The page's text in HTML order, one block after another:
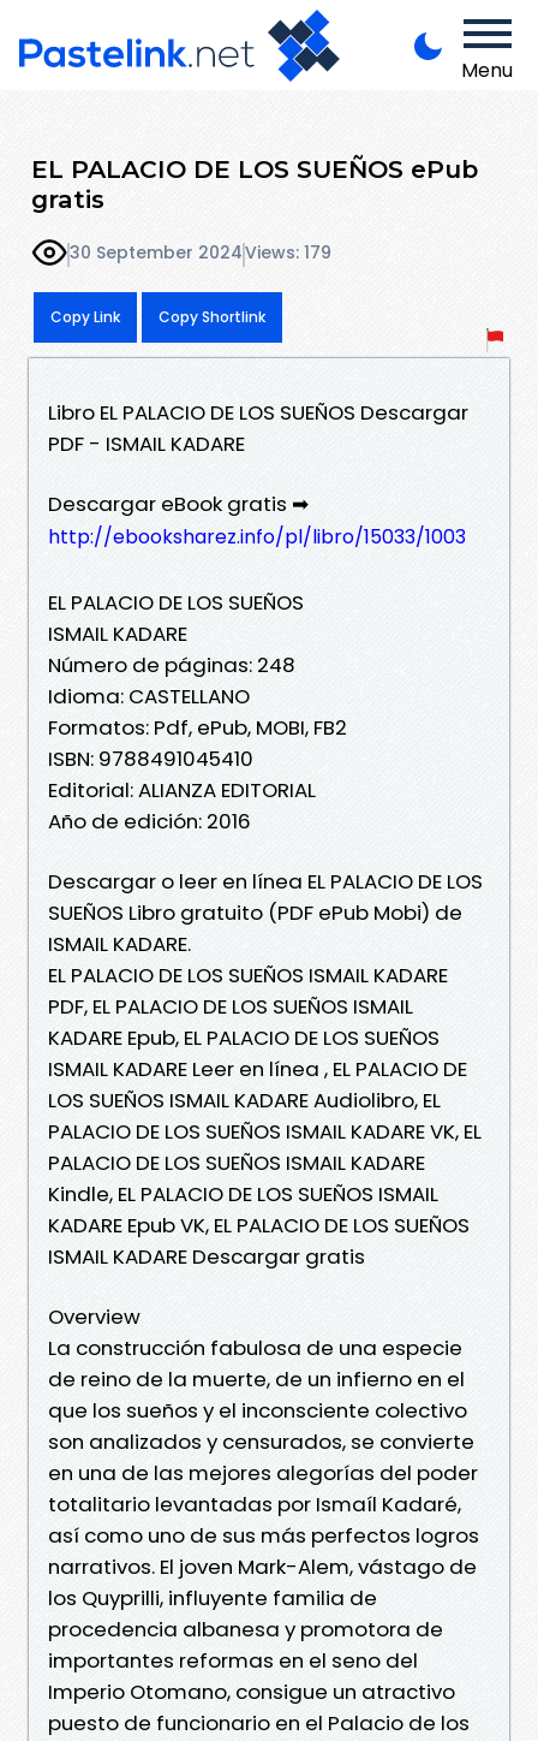
Menu
EL PALACIO DE LOS SUEÑOS ePub
gratis
30 September 2024Views: 179
Copy Link Copy Shortlink
Libro EL PALACIO DE LOS SUEÑOS Descargar
PDF - ISMAIL KADARE
Descargar eBook gratis ➡
http://ebooksharez.info/pl/libro/15033/1003
EL PALACIO DE LOS SUEÑOS
ISMAIL KADARE
Número de páginas: 248
Idioma: CASTELLANO
Formatos: Pdf, ePub, MOBI, FB2
ISBN: 9788491045410
Editorial: ALIANZA EDITORIAL
Año de edición: 2016
Descargar o leer en línea EL PALACIO DE LOS
SUEÑOS Libro gratuito (PDF ePub Mobi) de
ISMAIL KADARE.
EL PALACIO DE LOS SUEÑOS ISMAIL KADARE
PDF, EL PALACIO DE LOS SUEÑOS ISMAIL
KADARE Epub, EL PALACIO DE LOS SUEÑOS
ISMAIL KADARE Leer en línea , EL PALACIO DE
LOS SUEÑOS ISMAIL KADARE Audiolibro, EL
PALACIO DE LOS SUEÑOS ISMAIL KADARE VK, EL
PALACIO DE LOS SUEÑOS ISMAIL KADARE
Kindle, EL PALACIO DE LOS SUEÑOS ISMAIL
KADARE Epub VK, EL PALACIO DE LOS SUEÑOS
ISMAIL KADARE Descargar gratis
Overview
La construcción fabulosa de una especie
de reino de la muerte, de un infierno en el
que los sueños y el inconsciente colectivo
son analizados y censurados, se convierte
en una de las mejores alegorías del poder
totalitario levantadas por Ismaíl Kadaré,
así como uno de sus más perfectos logros
narrativos. El joven Mark-Alem, vástago de
los Quyprilli, influyente familia de
procedencia albanesa y promotora de
importantes reformas en el seno del
Imperio Otomano, consigue un atractivo
puesto de funcionario en el Palacio de los